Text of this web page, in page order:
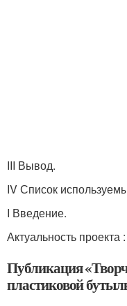
III Вывод.
IV Список
I Введение.
Актуальность проекта :
Публикация
пластиковой